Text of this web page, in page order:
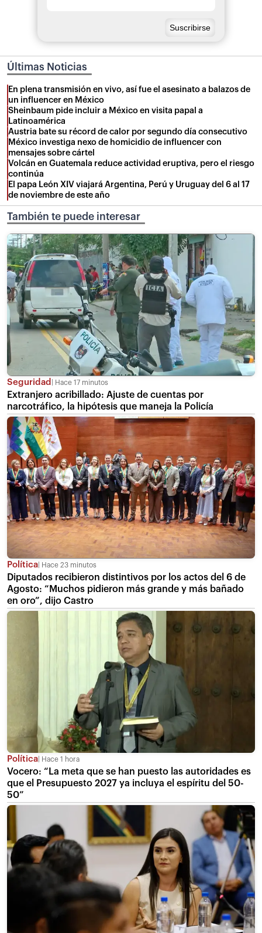
Últimas Noticias
En plena transmisión en vivo, así fue el asesinato a balazos de
un influencer en México
Sheinbaum pide incluir a México en visita papal a
Latinoamérica
Austria bate su récord de calor por segundo día consecutivo
México investiga nexo de homicidio de influencer con
mensajes sobre cártel
Volcán en Guatemala reduce actividad eruptiva, pero el riesgo
continúa
El papa León XIV viajará Argentina, Perú y Uruguay del 6 al 17
de noviembre de este año
También te puede interesar
Seguridad Hace 17 minutos
Extranjero acribillado: Ajuste de cuentas por
narcotráfico, la hipótesis que maneja la Policía
Política Hace 23 minutos
Diputados recibieron distintivos por los actos del 6 de
Agosto: “Muchos pidieron más grande y más bañado
en oro”, dijo Castro
Política Hace 1 hora
Vocero: “La meta que se han puesto las autoridades es
que el Presupuesto 2027 ya incluya el espíritu del 50-
50”